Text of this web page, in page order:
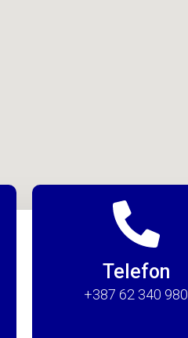
Telefon
+387 62 340 980